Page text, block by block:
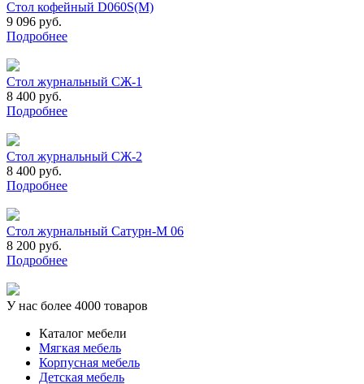
Стол кофейный D060S(М)
9 096 руб.
Подробнее
Стол журнальный СЖ-1
8 400 руб.
Подробнее
Стол журнальный СЖ-2
8 400 руб.
Подробнее
Стол журнальный Сатурн-М 06
8 200 руб.
Подробнее
У нас более 4000 товаров
Каталог мебели
Мягкая мебель
Корпусная мебель
Детская мебель